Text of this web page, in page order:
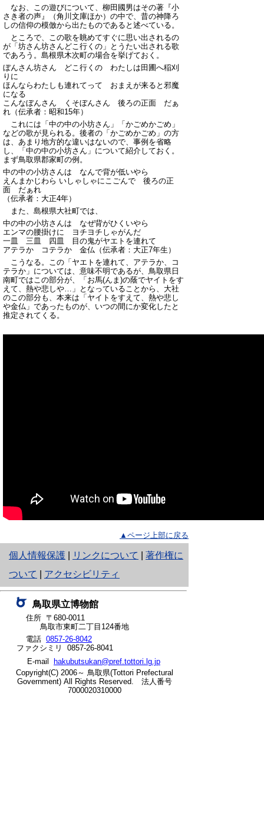
なお、この遊びについて、柳田國男はその著『小
さき者の声』（角川文庫ほか）の中で、昔の神降ろ
しの信仰の模倣から出たものであると述べている。
ところで、この歌を眺めてすぐに思い出されるの
が「坊さん坊さんどこ行くの」とうたい出される歌
であろう。島根県木次町の場合を挙げておく。
ぼんさん坊さん どこ行くの わたしは田圃へ稲刈
りに
ほんならわたしも連れてって おまえが来ると邪魔
になる
こんなぼんさん くそぼんさん 後ろの正面 だぁ
れ（伝承者：昭和15年）
これには「中の中の小坊さん」「かごめかごめ」
などの歌が見られる。後者の「かごめかごめ」の方
は、あまり地方的な違いはないので、事例を省略
し、「中の中の小坊さん」について紹介しておく。
まず鳥取県郡家町の例。
中の中の小坊さんは なんで背が低いやら
えんまかじわら いしゃしゃにこごんで 後ろの正
面 だぁれ
（伝承者：大正4年）
また、島根県大社町では、
中の中の小坊さんは なぜ背がひくいやら
エンマの腰掛けに ヨチヨチしゃがんだ
一皿 三皿 四皿 目の鬼がヤエトを連れて
アテラか コテラか 金仏（伝承者：大正7年生）
こうなる。この「ヤエトを連れて、アテラか、コ
テラか」については、意味不明であるが、鳥取県日
南町ではこの部分が、「お馬(んま)の蔭でヤイトをす
えて、熱や悲しや…」となっていることから、大社
のこの部分も、本来は「ヤイトをすえて、熱や悲し
や金仏」であったものが、いつの間にか変化したと
推定されてくる。
▲ページ上部に戻る
個人情報保護
と
り
ネ
ッ
ト
へ
の
リンクについて
著作権に
ついて
アクセシビリティ
鳥取県立博物館
住所 〒680-0011
鳥取市東町二丁目124番地
電話 0857-26-8042
ファクシミリ 0857-26-8041
E-mail
hakubutsukan@pref.tottori.lg.jp
Copyright(C) 2006～ 鳥取県(Tottori Prefectural
Government) All Rights Reserved. 法人番号
7000020310000